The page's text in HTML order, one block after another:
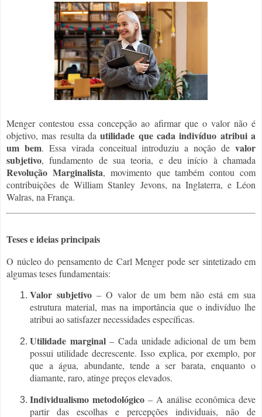
Menger contestou essa concepção ao afirmar que o valor não é
objetivo, mas resulta dautilidade que cada indivíduo atribui a
um bem. Essa virada conceitual introduziu a noção devalor
subjetivo, fundamento de sua teoria, e deu início à chamada
Revolução Marginalista, movimento que também contou com
contribuições de William Stanley Jevons, na Inglaterra, e Léon
Walras, na França.
Teses e ideias principais
O núcleo do pensamento de Carl Menger pode ser sintetizado em
algumas teses fundamentais:
Valor subjetivo– O valor de um bem não está em sua
estrutura material, mas na importância que o indivíduo lhe
atribui ao satisfazer necessidades específicas.
Utilidade marginal– Cada unidade adicional de um bem
possui utilidade decrescente. Isso explica, por exemplo, por
que a água, abundante, tende a ser barata, enquanto o
diamante, raro, atinge preços elevados.
Individualismo metodológico – A análise econômica deve
partir das escolhas e percepções individuais, não de